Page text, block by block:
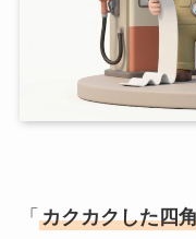
「 カクカクした四